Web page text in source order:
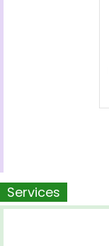
Services